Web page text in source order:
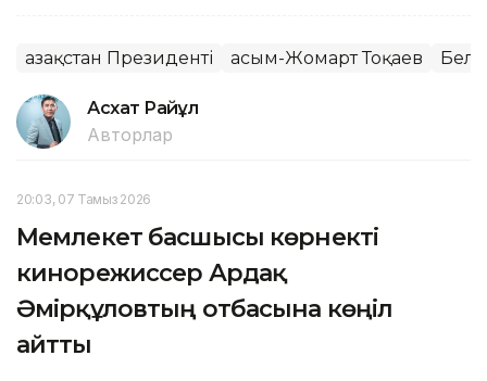
Қазақстан Президенті Қасым-Жомарт Тоқаев
Асхат Райқұл
Авторлар
20:03, 07 Тамыз 2026
Мемлекет басшысы көрнекті
кинорежиссер Ардақ
Әмірқұловтың отбасына көңіл
айтты